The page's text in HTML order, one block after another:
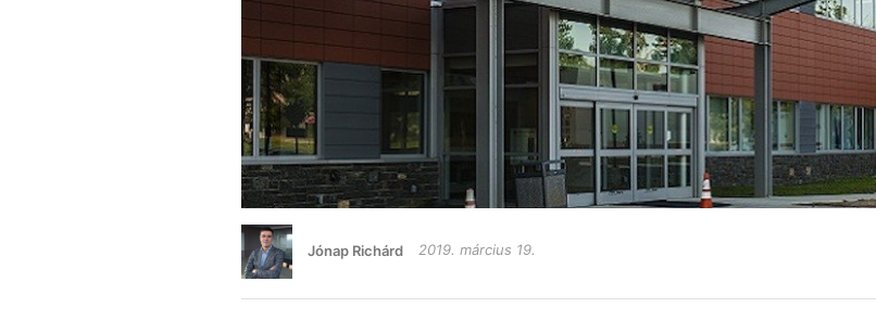
Jónap Richárd 2019. március 19.